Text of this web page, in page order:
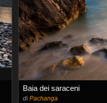
Baia dei saraceni
di Pachanga